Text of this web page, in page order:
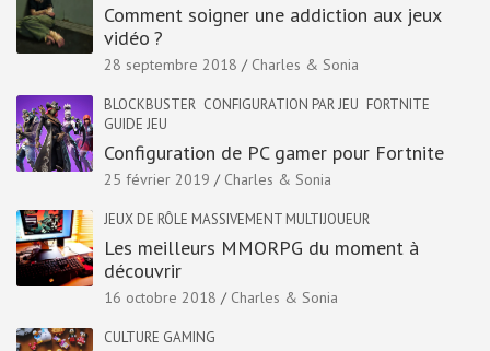
Comment soigner une addiction aux jeux
vidéo ?
28 septembre 2018 Charles & Sonia
BLOCKBUSTER CONFIGURATION PAR JEU FORTNITE
GUIDE JEU
Configuration de PC gamer pour Fortnite
25 février 2019 Charles & Sonia
JEUX DE RÔLE MASSIVEMENT MULTIJOUEUR
Les meilleurs MMORPG du moment à
découvrir
16 octobre 2018 Charles & Sonia
CULTURE GAMING